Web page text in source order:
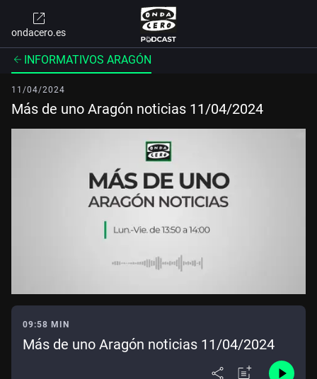
ondacero.es
INFORMATIVOS ARAGÓN
11/04/2024
Más de uno Aragón noticias 11/04/2024
09:58 MIN
Más de uno Aragón noticias 11/04/2024